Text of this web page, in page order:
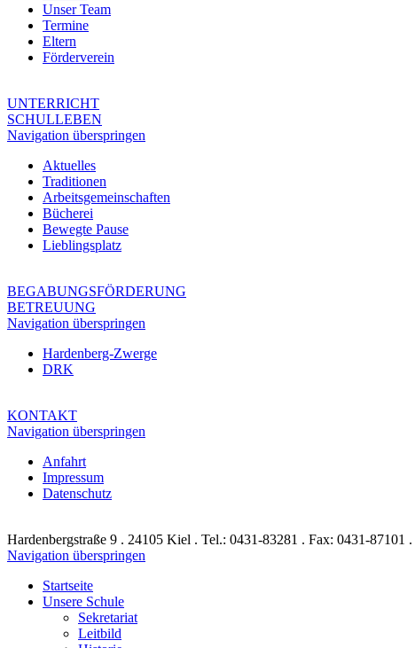
Unser Team
Termine
Eltern
Förderverein
UNTERRICHT
SCHULLEBEN
Navigation überspringen
Aktuelles
Traditionen
Arbeitsgemeinschaften
Bücherei
Bewegte Pause
Lieblingsplatz
BEGABUNGSFÖRDERUNG
BETREUUNG
Navigation überspringen
Hardenberg-Zwerge
DRK
KONTAKT
Navigation überspringen
Anfahrt
Impressum
Datenschutz
Hardenbergstraße 9 . 24105 Kiel . Tel.: 0431-83281 . Fax: 0431-87101 .
Navigation überspringen
Startseite
Unsere Schule
Sekretariat
Leitbild